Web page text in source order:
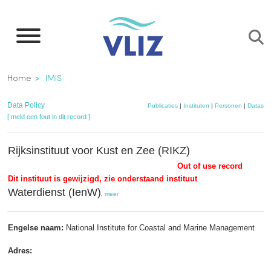
naar
inhoud
gaan
Kruimelpad
Home IMIS
Data Policy Publicaties | Instituten | Personen |
[ meld een fout in dit record ]
Rijksinstituut voor Kust en Zee (RIKZ)
Out of use record
Dit instituut is gewijzigd, zie onderstaand instituut
Waterdienst (IenW) meer
Engelse naam: National Institute for Coastal and Marine Management
Adres: